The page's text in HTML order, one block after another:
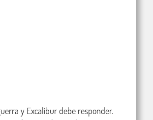
y Excalibur debe responder.